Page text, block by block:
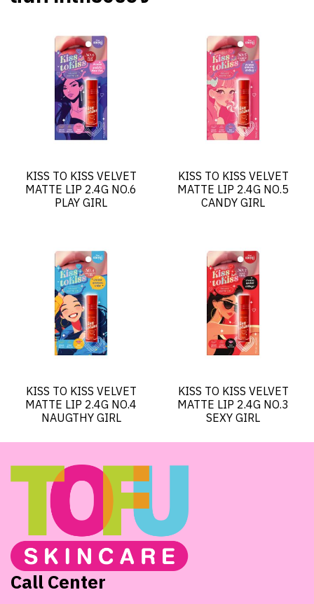
KISS TO KISS VELVET
MATTE LIP 2.4G NO.6
PLAY GIRL
KISS TO KISS VELVET
MATTE LIP 2.4G NO.5
CANDY GIRL
KISS TO KISS VELVET
MATTE LIP 2.4G NO.4
NAUGTHY GIRL
KISS TO KISS VELVET
MATTE LIP 2.4G NO.3
SEXY GIRL
Call Center